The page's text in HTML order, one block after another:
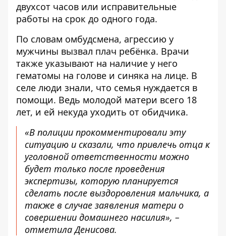
двухсот часов или исправительные
работы на срок до одного года.
По словам омбудсмена, агрессию у
мужчины вызвал плач ребёнка. Врачи
также указывают на наличие у него
гематомы на голове и синяка на лице. В
селе люди знали, что семья нуждается в
помощи. Ведь молодой матери всего 18
лет, и ей некуда уходить от обидчика.
«В полиции прокомментировали эту
ситуацию и сказали, что привлечь отца к
уголовной ответственности можно
будет только после проведения
экспертизы, которую планируется
сделать после выздоровления мальчика, а
также в случае заявления матери о
совершении домашнего насилия», –
отметила Денисова.